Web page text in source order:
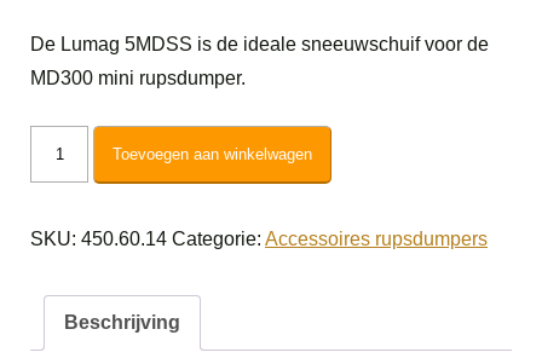
De Lumag 5MDSS is de ideale sneeuwschuif voor de
MD300 mini rupsdumper.
sneeuwschuif
aantal
Toevoegen aan winkelwagen
SKU: 450.60.14 Categorie: Accessoires rupsdumpers
Beschrijving